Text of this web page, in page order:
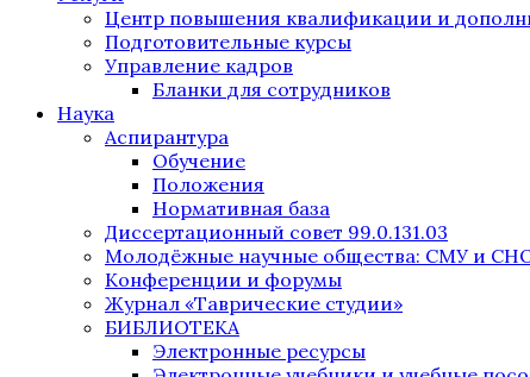
Центр повышения квалификации и
Подготовительные курсы
Управление кадров
Бланки для сотрудников
Наука
Аспирантура
Обучение
Положения
Нормативная база
Диссертационный совет 99.0.131.03
Молодёжные научные общества: СМУ и
Конференции и форумы
Журнал «Таврические студии»
БИБЛИОТЕКА
Электронные ресурсы